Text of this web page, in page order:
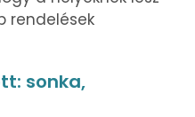
rendelések
sonka,